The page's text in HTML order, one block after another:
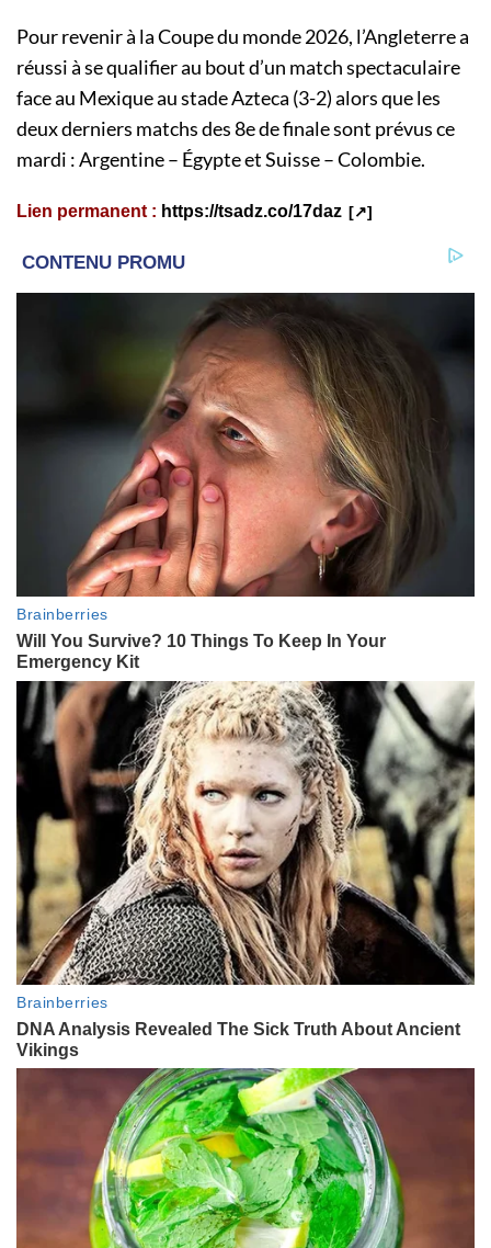
Pour revenir à la Coupe du monde 2026, l’Angleterre a
réussi à se qualifier au bout d’un match spectaculaire
face au Mexique au stade Azteca (3-2) alors que les
deux derniers matchs des 8e de finale sont prévus ce
mardi : Argentine – Égypte et Suisse – Colombie.
Lien permanent : https://tsadz.co/17daz